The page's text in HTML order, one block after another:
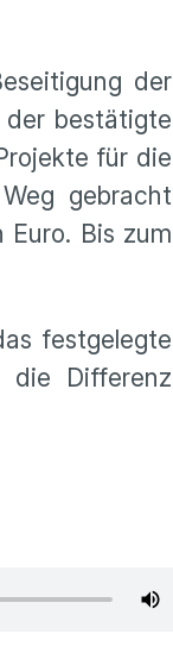
der
der bestätigte
für die
gebracht
Bis zum
festgelegte
die Differenz